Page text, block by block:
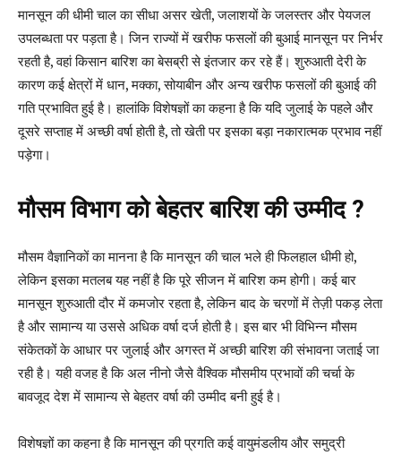
मानसून की धीमी चाल का सीधा असर खेती, जलाशयों के जलस्तर और पेयजल
उपलब्धता पर पड़ता है। जिन राज्यों में खरीफ फसलों की बुआई मानसून पर निर्भर
रहती है, वहां किसान बारिश का बेसब्री से इंतजार कर रहे हैं। शुरुआती देरी के
कारण कई क्षेत्रों में धान, मक्का, सोयाबीन और अन्य खरीफ फसलों की बुआई की
गति प्रभावित हुई है। हालांकि विशेषज्ञों का कहना है कि यदि जुलाई के पहले और
दूसरे सप्ताह में अच्छी वर्षा होती है, तो खेती पर इसका बड़ा नकारात्मक प्रभाव नहीं
पड़ेगा।
मौसम विभाग को बेहतर बारिश की उम्मीद ?
मौसम वैज्ञानिकों का मानना है कि मानसून की चाल भले ही फिलहाल धीमी हो,
लेकिन इसका मतलब यह नहीं है कि पूरे सीजन में बारिश कम होगी। कई बार
मानसून शुरुआती दौर में कमजोर रहता है, लेकिन बाद के चरणों में तेज़ी पकड़ लेता
है और सामान्य या उससे अधिक वर्षा दर्ज होती है। इस बार भी विभिन्न मौसम
संकेतकों के आधार पर जुलाई और अगस्त में अच्छी बारिश की संभावना जताई जा
रही है। यही वजह है कि अल नीनो जैसे वैश्विक मौसमीय प्रभावों की चर्चा के
बावजूद देश में सामान्य से बेहतर वर्षा की उम्मीद बनी हुई है।
विशेषज्ञों का कहना है कि मानसून की प्रगति कई वायुमंडलीय और समुद्री